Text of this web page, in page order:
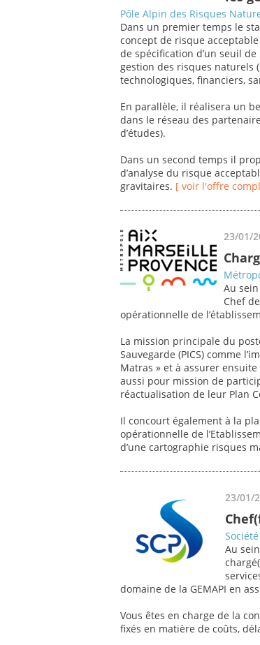
Pôle Alpin des Risques
Dans un premier temps le
concept de risque
de spécification d’un seuil
gestion des risques naturels
technologiques, financiers,
En parallèle, il réalisera un
dans le réseau des
d’études).
Dans un second temps il
d’analyse du risque
gravitaires. [ voir l'offre
23/01/
Au
Chef
opérationnelle de
La mission principale du
Sauvegarde (PICS) comme
Matras » et à assurer
aussi pour mission de
réactualisation de leur Plan
Il concourt également à la
opérationnelle de
d’une cartographie risques
23/01/
Au
domaine de la GEMAPI en
Vous êtes en charge de la
fixés en matière de coûts,